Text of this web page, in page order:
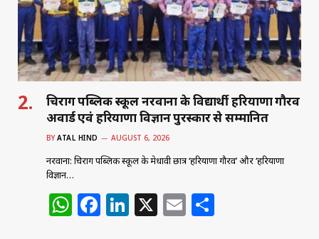
k
चिराग पब्लिक स्कूल नरवाना के विद्यार्थी हरियाणा गौरव
अवार्ड एवं हरियाणा विज्ञान पुरस्कार से सम्मानित
BY ATAL HIND AUGUST 6, 2026
नरवाना: चिराग पब्लिक स्कूल के मेधावी छात्र ‘हरियाणा गौरव’ और ‘हरियाणा
विज्ञान…
W F Li X E